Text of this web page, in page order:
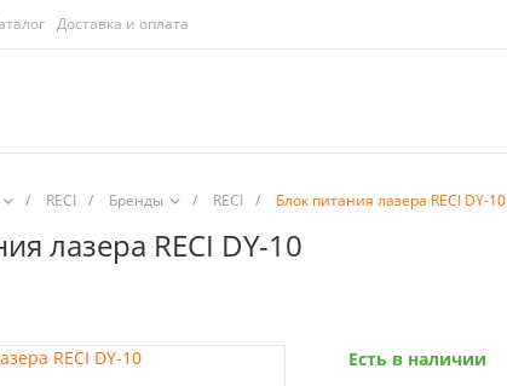
Доставка и оплата
/ RECI / Бренды / RECI / Блок питания лазера RECI DY-10
лазера RECI DY-10
Есть в наличии